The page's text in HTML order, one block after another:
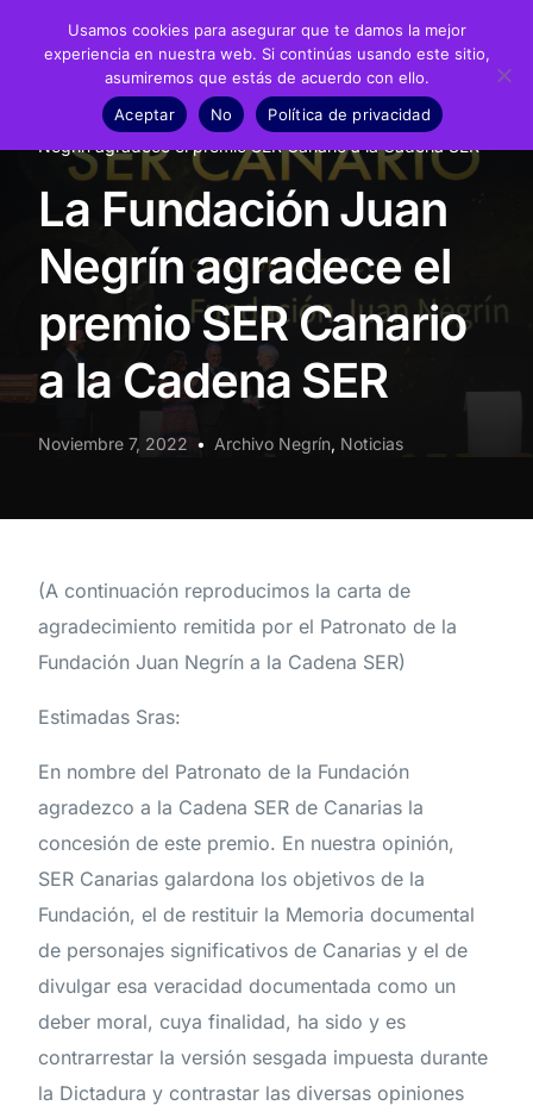
Noticias Archivo Negrín
La Fundación Juan
Negrín agradece el premio SER Canario a la Cadena SER
La Fundación Juan
Negrín agradece el
premio SER Canario
a la Cadena SER
Noviembre 7, 2022 Archivo Negrín, Noticias
(A continuación reproducimos la carta de
agradecimiento remitida por el Patronato de la
Fundación Juan Negrín a la Cadena SER)
Estimadas Sras:
En nombre del Patronato de la Fundación
agradezcoa la Cadena SER de Canarias la
concesión de este premio. En nuestra opinión,
SER Canarias galardona los objetivos de la
Fundación, el de restituir la Memoria documental
de personajes significativos de Canariasy el de
divulgar esaveracidad documentada como un
deber moral, cuyafinalidad, ha sidoy es
contrarrestar laversión sesgada impuesta durante
la Dictaduray contrastar las diversas opiniones
Usamos cookies para asegurar que te damos la mejor
experiencia en nuestra web. Si continúas usando este sitio,
asumiremos que estás de acuerdo con ello.
Aceptar
No Política de privacidad
Fundación
Recursos
Noticias
Material didáctico
Transparencia